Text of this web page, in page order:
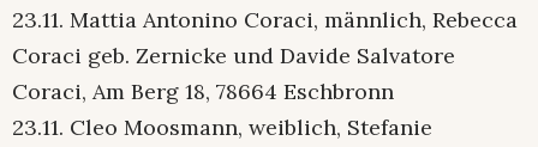
23.11. Mattia Antonino Coraci, männlich, Rebecca
Coraci geb. Zernicke und Davide Salvatore
Coraci, Am Berg 18, 78664 Eschbronn
23.11. Cleo Moosmann, weiblich, Stefanie